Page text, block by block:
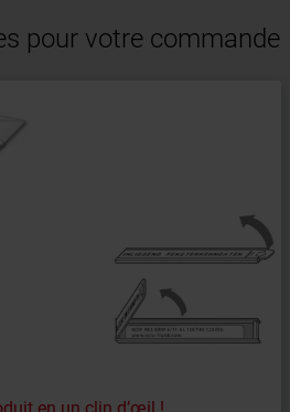
pour votre commande